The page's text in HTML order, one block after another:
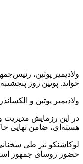
ولادیمیر پوتین،
خواند. پوتین روز پنجشنبه ۳۱ ثور گفت رزمایش هسته‌ای برای حفظ تعادل قوا در سطح جهانی ضروری است.
ولادیمیر پوتین و الکساندر لوکاشنکو، روسای جمهور روسیه
در این رزمایش مدیریت
هسته‌ای، ضامن نهایی
لوکاشنکو نیز طی
حضور روسای جمهور